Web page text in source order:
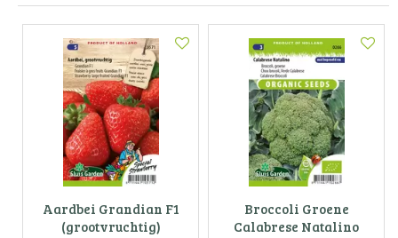
Aardbei Grandian F1
(grootvruchtig)
Broccoli Groene
Calabrese Natalino